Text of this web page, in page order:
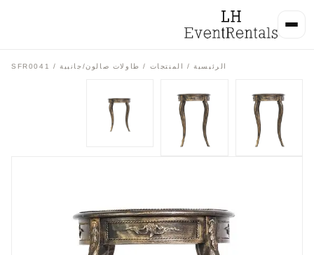
الرئيسية/ المنتجات / طاولات صالون/جانبية/ SFR0041